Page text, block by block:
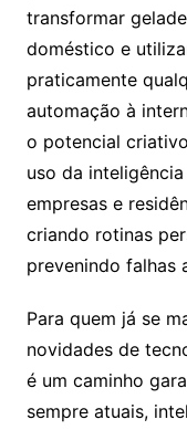
transformar
doméstico e
praticamente
automação à
o potencial
uso da
empresas e
criando rotinas
prevenindo falhas
Para quem já se
novidades de
é um caminho
sempre atuais,